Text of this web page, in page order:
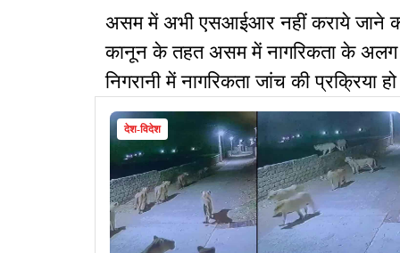
असम में अभी एसआईआर नहीं कराये जाने
कानून के तहत असम में नागरिकता के अलग
निगरानी में नागरिकता जांच की प्रक्रिया
देश-विदेश